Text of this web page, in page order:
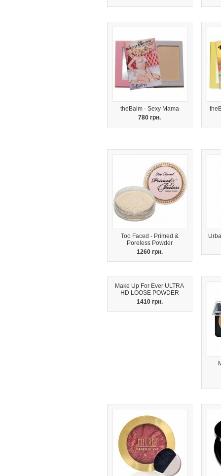
theBalm - Sexy Mama
780 грн.
Too Faced - Primed &
Poreless Powder
1260 грн.
Make Up For Ever ULTRA
HD LOOSE POWDER
1410 грн.